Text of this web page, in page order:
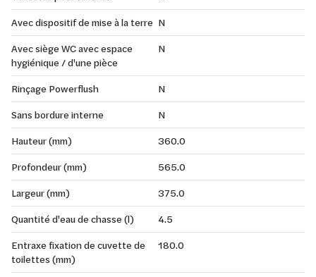
Avec dispositif de mise à la terre N
Avec siège WC avec espace
hygiénique / d'une pièce
N
Rinçage Powerflush
N
Sans bordure interne
N
Hauteur (mm)
360.0
Profondeur (mm)
565.0
Largeur (mm)
375.0
Quantité d'eau de chasse (l)
4.5
Entraxe fixation de cuvette de
toilettes (mm)
180.0